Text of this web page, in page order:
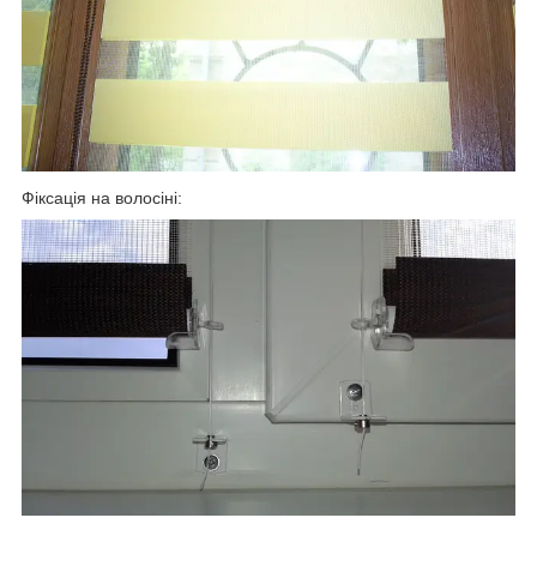
Фіксація на волосіні: